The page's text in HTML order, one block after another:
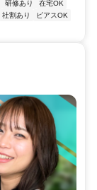
研修あり
在宅OK
社割あり
ピアスOK